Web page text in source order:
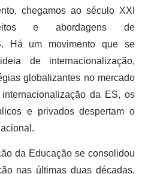
chegamos ao século XXI
e abordagens de
Há um movimento que se
de internacionalização,
globalizantes no mercado
da ES, os
e privados despertam o
da Educação se consolidou
nas últimas duas décadas,